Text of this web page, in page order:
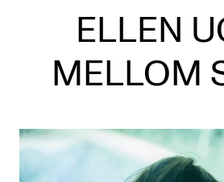
Alle studier
Master
Årsstudium og videreutdanning
Etterutdanning og kurs
ELLEN
MELLOM